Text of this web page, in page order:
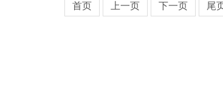
首页 上一页 下一页 尾